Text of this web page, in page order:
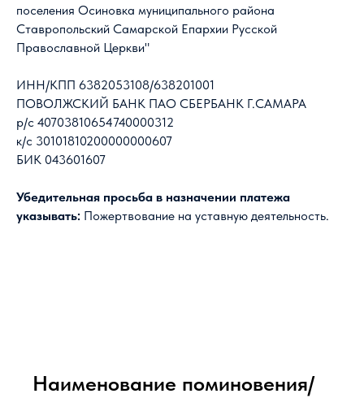
поселения Осиновка муниципального района
Ставропольский Самарcкой Епархии Русской
Православной Церкви"
ИНН/КПП 6382053108/638201001
ПОВОЛЖСКИЙ БАНК ПАО СБЕРБАНК Г.САМАРА
р/с 40703810654740000312
к/с 30101810200000000607
БИК 043601607
Убедительная просьба в назначении платежа
указывать: Пожертвование на уставную деятельность.
Наименование поминовения/